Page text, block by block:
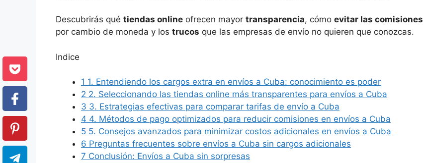
Descubrirás qué tiendas online ofrecen mayor transparencia, cómo evitar las comisiones
por cambio de moneda y los trucos que las empresas de envío no quieren que conozcas.
Indice
1 1. Entendiendo los cargos extra en envíos a Cuba: conocimiento es poder
2 2. Seleccionando las tiendas online más transparentes para envíos a Cuba
3 3. Estrategias efectivas para comparar tarifas de envío a Cuba
4 4. Métodos de pago optimizados para reducir comisiones en envíos a Cuba
5 5. Consejos avanzados para minimizar costos adicionales en envíos a Cuba
6 Preguntas frecuentes sobre envíos a Cuba sin cargos adicionales
7 Conclusión: Envíos a Cuba sin sorpresas